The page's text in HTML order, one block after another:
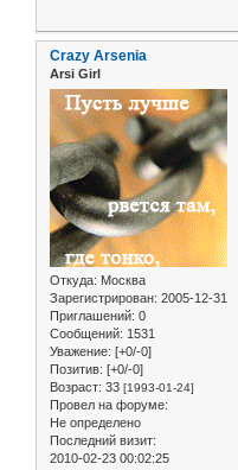
Crazy Arsenia
Arsi Girl
Откуда: Москва
Зарегистрирован: 2005-12-31
Приглашений: 0
Сообщений: 1531
Уважение: [+0/-0]
Позитив: [+0/-0]
Возраст: 33 [1993-01-24]
Провел на форуме:
Не определено
Последний визит:
2010-02-23 00:02:25